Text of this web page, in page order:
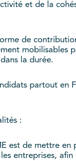
et de la
de
mobilisables
la durée.
partout en
:
est de mettre en
entreprises, afin